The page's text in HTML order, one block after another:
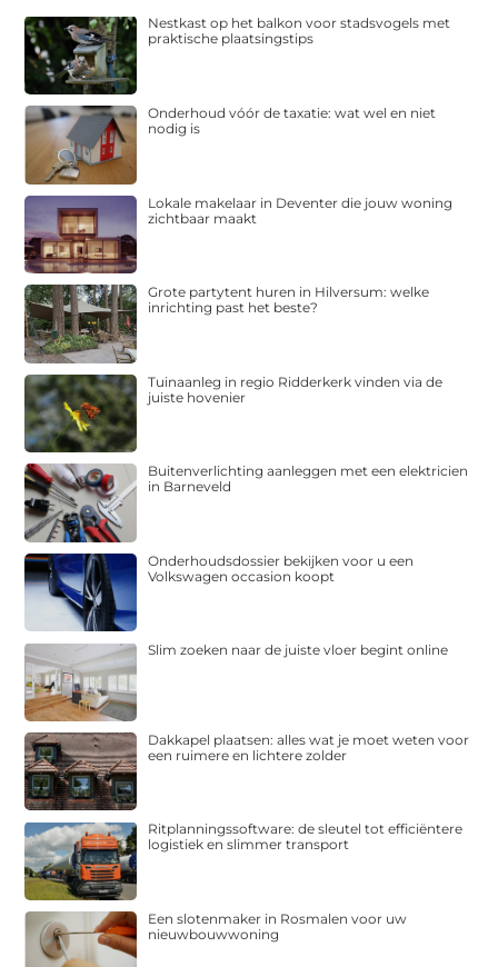
Nestkast op het balkon voor stadsvogels met
praktische plaatsingstips
Onderhoud vóór de taxatie: wat wel en niet
nodig is
Lokale makelaar in Deventer die jouw woning
zichtbaar maakt
Grote partytent huren in Hilversum: welke
inrichting past het beste?
Tuinaanleg in regio Ridderkerk vinden via de
juiste hovenier
Buitenverlichting aanleggen met een elektricien
in Barneveld
Onderhoudsdossier bekijken voor u een
Volkswagen occasion koopt
Slim zoeken naar de juiste vloer begint online
Dakkapel plaatsen: alles wat je moet weten voor
een ruimere en lichtere zolder
Ritplanningssoftware: de sleutel tot efficiëntere
logistiek en slimmer transport
Een slotenmaker in Rosmalen voor uw
nieuwbouwwoning